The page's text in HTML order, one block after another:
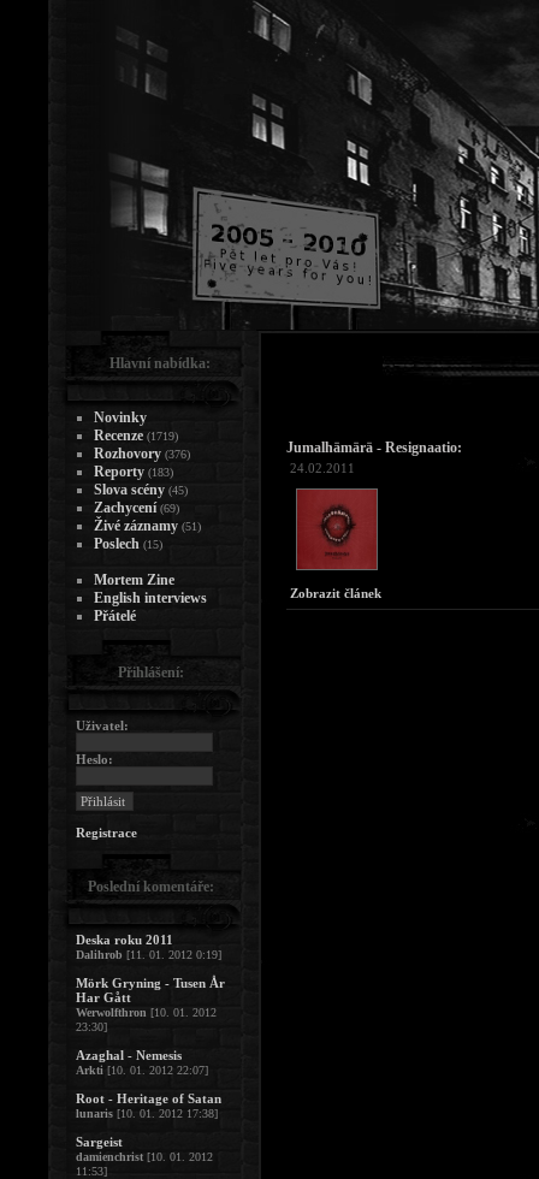
Jumalhämärä - Resignaatio:
24.02.2011
Zobrazit článek
Hlavní nabídka:
Novinky
Recenze (1719)
Rozhovory (376)
Reporty (183)
Slova scény (45)
Zachycení (69)
Živé záznamy (51)
Poslech (15)
Mortem Zine
English interviews
Přátelé
Přihlášení:
Uživatel:
Heslo:
Registrace
Poslední komentáře:
Deska roku 2011
Dalihrob [11. 01. 2012 0:19]
Mörk Gryning - Tusen År
Har Gått
Werwolfthron [10. 01. 2012
23:30]
Azaghal - Nemesis
Arkti [10. 01. 2012 22:07]
Root - Heritage of Satan
lunaris [10. 01. 2012 17:38]
Sargeist
damienchrist [10. 01. 2012
11:53]